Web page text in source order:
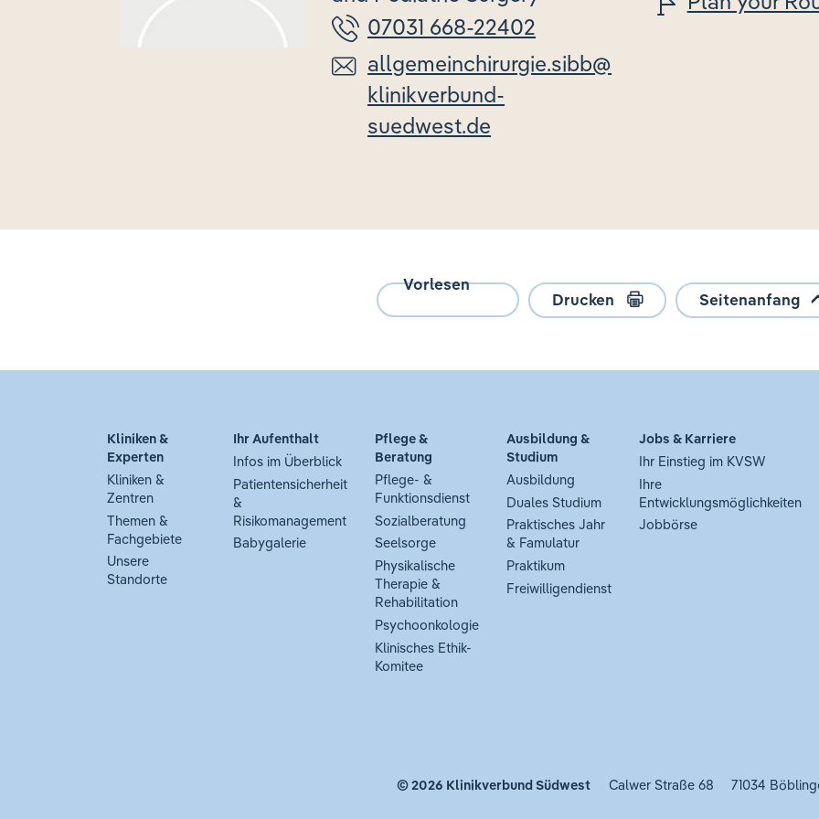
07031 668-22402
allgemeinchirurgie.sibb@
klinikverbund-
suedwest.de
Vorlesen
Drucken
Seitenanfang
Kliniken &
Experten
Kliniken &
Zentren
Themen &
Fachgebiete
Unsere
Standorte
Ihr Aufenthalt
Infos im Überblick
Patientensicherheit
&
Risikomanagement
Babygalerie
Pflege &
Beratung
Pflege- &
Funktionsdienst
Sozialberatung
Seelsorge
Physikalische
Therapie &
Rehabilitation
Psychoonkologie
Klinisches Ethik-
Komitee
Ausbildung &
Studium
Ausbildung
Duales Studium
Praktisches Jahr
& Famulatur
Praktikum
Freiwilligendienst
Jobs & Karriere
Ihr Einstieg im KVSW
Ihre
Entwicklungsmöglichkeiten
Jobbörse
© 2026 Klinikverbund Südwest Calwer Straße 68 71034